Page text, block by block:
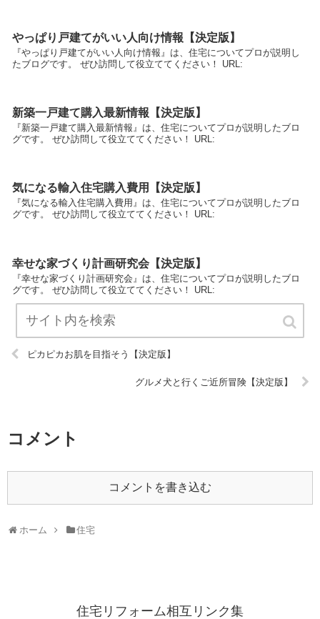
やっぱり戸建てがいい人向け情報【決定版】
『やっぱり戸建てがいい人向け情報』は、住宅についてプロが説明し
たブログです。 ぜひ訪問して役立ててください！ URL:
新築一戸建て購入最新情報【決定版】
『新築一戸建て購入最新情報』は、住宅についてプロが説明したブロ
グです。 ぜひ訪問して役立ててください！ URL:
気になる輸入住宅購入費用【決定版】
『気になる輸入住宅購入費用』は、住宅についてプロが説明したブロ
グです。 ぜひ訪問して役立ててください！ URL:
幸せな家づくり計画研究会【決定版】
『幸せな家づくり計画研究会』は、住宅についてプロが説明したブロ
グです。 ぜひ訪問して役立ててください！ URL:
ピカピカお肌を目指そう【決定版】
グルメ犬と行くご近所冒険【決定版】
コメント
コメントを書き込む
ホーム 住宅
住宅リフォーム相互リンク集